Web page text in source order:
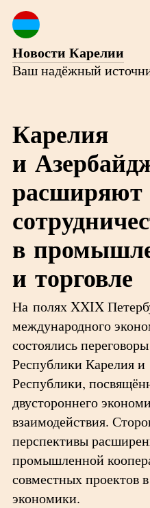
Новости Карелии
Ваш надёжный
Карелия
и
расширяют
в
и торговле
На полях XXIX
международного
состоялись
Республики Карелия
Республики,
двустороннего
взаимодействия.
перспективы
промышленной
совместных проектов
экономики.